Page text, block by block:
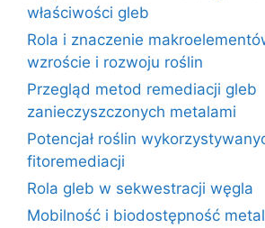
właściwości gleb
Rola i znaczenie
wzroście i rozwoju roślin
Przegląd metod remediacji gleb
zanieczyszczonych metalami
Potencjał roślin
fitoremediacji
Rola gleb w sekwestracji węgla
Mobilność i biodostępność